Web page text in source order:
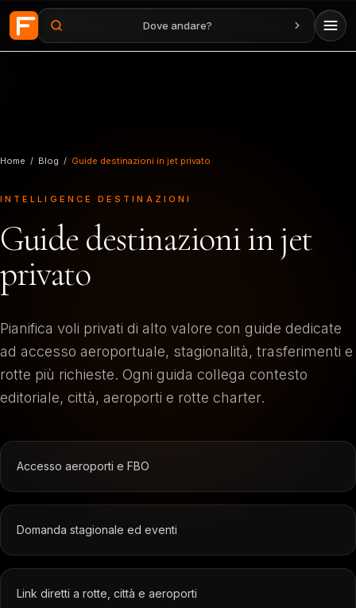
Vai al contenuto principale
Dove andare?
Home / Blog / Guide destinazioni in jet privato
INTELLIGENCE DESTINAZIONI
Guide destinazioni in jet
privato
Pianifica voli privati di alto valore con guide dedicate
ad accesso aeroportuale, stagionalità, trasferimenti e
rotte più richieste. Ogni guida collega contesto
editoriale, città, aeroporti e rotte charter.
Accesso aeroporti e FBO
Domanda stagionale ed eventi
Link diretti a rotte, città e aeroporti